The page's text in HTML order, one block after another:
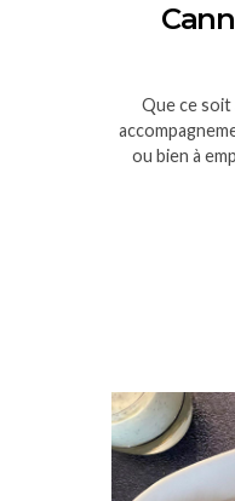
Que ce
ou bien à